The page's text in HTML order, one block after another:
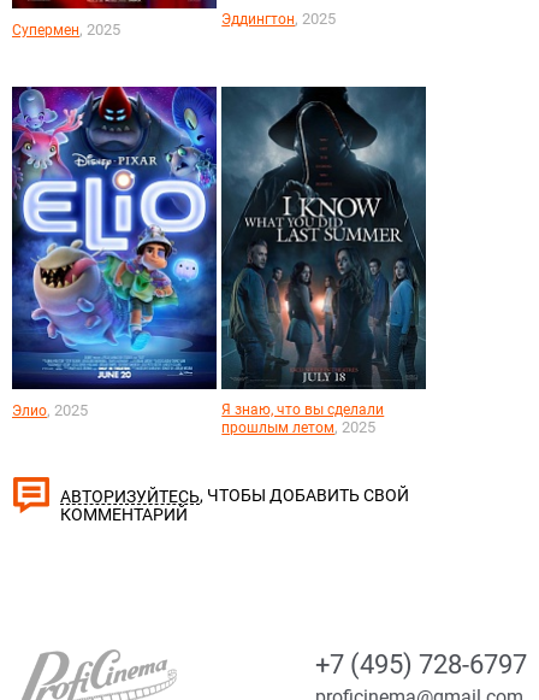
Супермен, 2025
Эддингтон, 2025
Элио, 2025
Я знаю, что вы сделали
прошлым летом, 2025
АВТОРИЗУЙТЕСЬ, ЧТОБЫ ДОБАВИТЬ СВОЙ
КОММЕНТАРИЙ
+7 (495) 728-6797